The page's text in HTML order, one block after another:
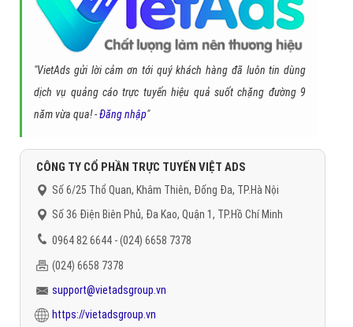
"VietAds gửi lời cảm ơn tới quý khách hàng đã luôn tin dùng
dịch vụ quảng cáo trực tuyến hiệu quả suốt chặng đường 9
năm vừa qua! -Đăng nhập"
CÔNG TY CỔ PHẦN TRỰC TUYẾN VIỆT ADS
Số 6/25 Thổ Quan, Khâm Thiên, Đống Đa, TP.Hà Nội
Số 36 Điện Biên Phủ, Đa Kao, Quận 1, TP.Hồ Chí Minh
0964 82 6644 - (024) 6658 7378
(024) 6658 7378
support@vietadsgroup.vn
https://vietadsgroup.vn